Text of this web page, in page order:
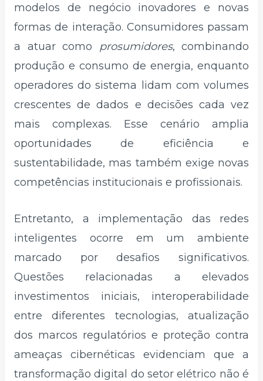
modelos de negócio inovadores e novas
formas de interação. Consumidores passam
a atuar como
prosumidores, combinando
produção e consumo de energia, enquanto
operadores do sistema lidam com volumes
crescentes de dados e decisões cada vez
mais complexas. Esse cenário amplia
oportunidades de eficiência e
sustentabilidade, mas também exige novas
competências institucionais e profissionais.
Entretanto, a implementação das redes
inteligentes ocorre em um ambiente
marcado por desafios significativos.
Questões relacionadas a elevados
investimentos iniciais, interoperabilidade
entre diferentes tecnologias, atualização
dos marcos regulatórios e proteção contra
ameaças cibernéticas evidenciam que a
transformação digital do setor elétrico não é